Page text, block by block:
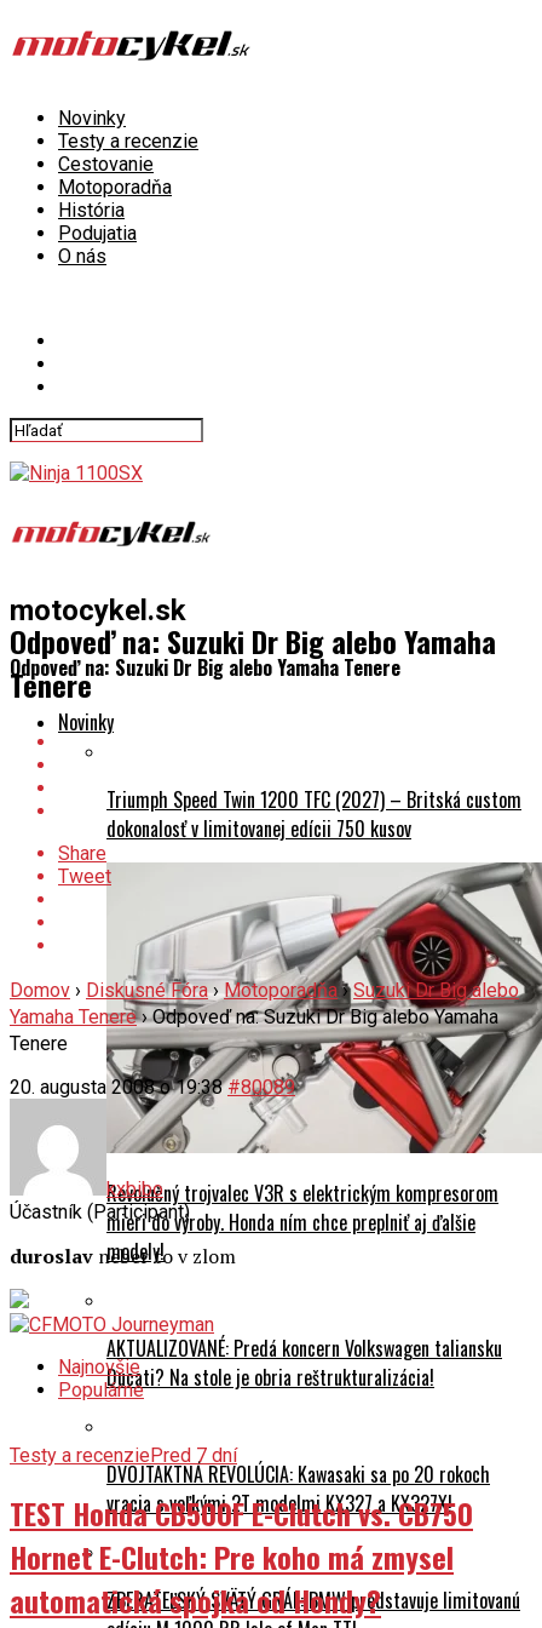
Novinky
Testy a recenzie
Cestovanie
Motoporadňa
História
Podujatia
O nás
motocykel.sk
Odpoveď na: Suzuki Dr Big alebo Yamaha Tenere
Novinky
Triumph Speed Twin 1200 TFC (2027) – Britská custom
dokonalosť v limitovanej edícii 750 kusov
Revolučný trojvalec V3R s elektrickým kompresorom
modely!
Ducati? Na stole je obria reštrukturalizácia!
DVOJTAKTNÁ REVOLÚCIA: Kawasaki sa po 20 rokoch
vracia s veľkými 2T modelmi KX327 a KX327X!
Odpoveď na: Suzuki Dr Big alebo Yamaha
Tenere
Domov Diskusné Fóra › Motoporadňa › Suzuki Dr Big alebo
Yamaha Tenere › Odpoveď na: Suzuki Dr Big alebo Yamaha
20. augusta 2008 o 19:38 #80089
kxbibo
duroslavneber to v zlom
Najnovšie
Populárne
Testy a recenziePred 7 dní
TEST Honda CB500F E-Clutch vs. CB750